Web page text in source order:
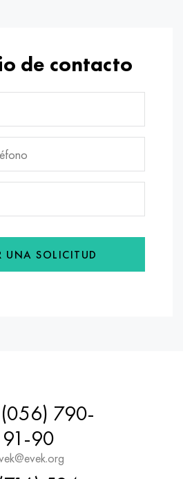
de contacto
UNA SOLICITUD
790-
91-90